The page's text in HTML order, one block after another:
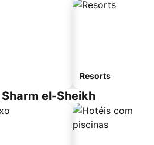
Resorts
el-Sheikh